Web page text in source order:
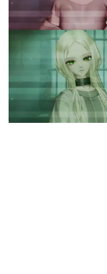
若
『う
一先
な
ゲー
具体
です